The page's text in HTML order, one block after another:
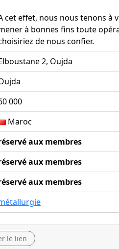
cet effet, nous nous tenons à
à bonnes fins toute
de nous confier.
2, Oujda
000
Maroc
aux membres
aux membres
aux membres
le lien